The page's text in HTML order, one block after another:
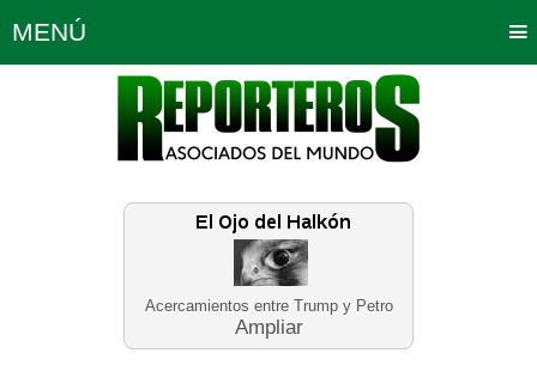
Acercamientos entre Trump y Petro
Ampliar
MENÚ
Política Opinión Bogotá
Planeta Tierra Deportes
Educación Neira